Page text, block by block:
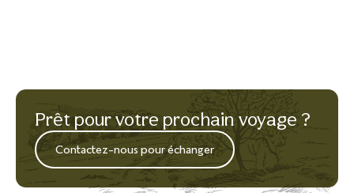
Prêt pour votre prochain voyage ?
Contactez-nous pour échanger